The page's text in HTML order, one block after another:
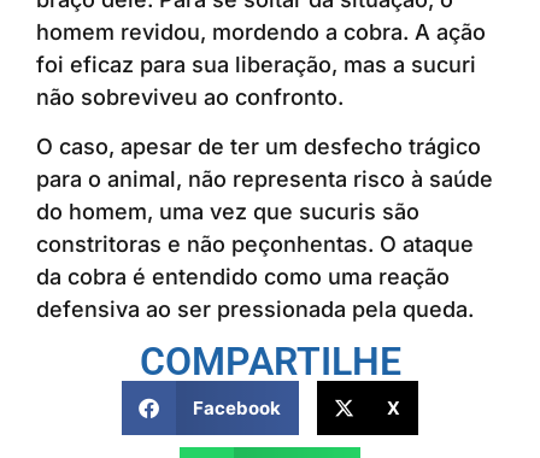
homem revidou, mordendo a cobra. A ação
foi eficaz para sua liberação, mas a sucuri
não sobreviveu ao confronto.
O caso, apesar de ter um desfecho trágico
para o animal, não representa risco à saúde
do homem, uma vez que sucuris são
constritoras e não peçonhentas. O ataque
da cobra é entendido como uma reação
defensiva ao ser pressionada pela queda.
COMPARTILHE
Facebook X